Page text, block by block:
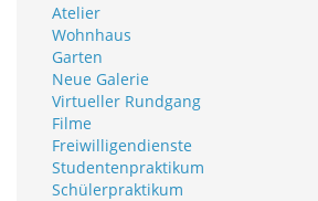
Atelier
Wohnhaus
Garten
Neue Galerie
Virtueller Rundgang
Filme
Freiwilligendienste
Studentenpraktikum
Schülerpraktikum